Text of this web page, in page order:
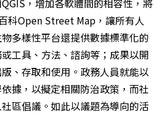
，增加各軟體間的相容性，將
科Open Street Map，讓所有人
多樣性平台還提供數據標準化的
工具、方法、諮詢等；成果以開
、存取和使用。政務人員就能以
據，以擬定相關防治政策，而社
區倡議。如此以議題為導向的活